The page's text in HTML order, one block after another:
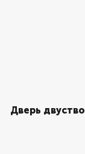
Дверь